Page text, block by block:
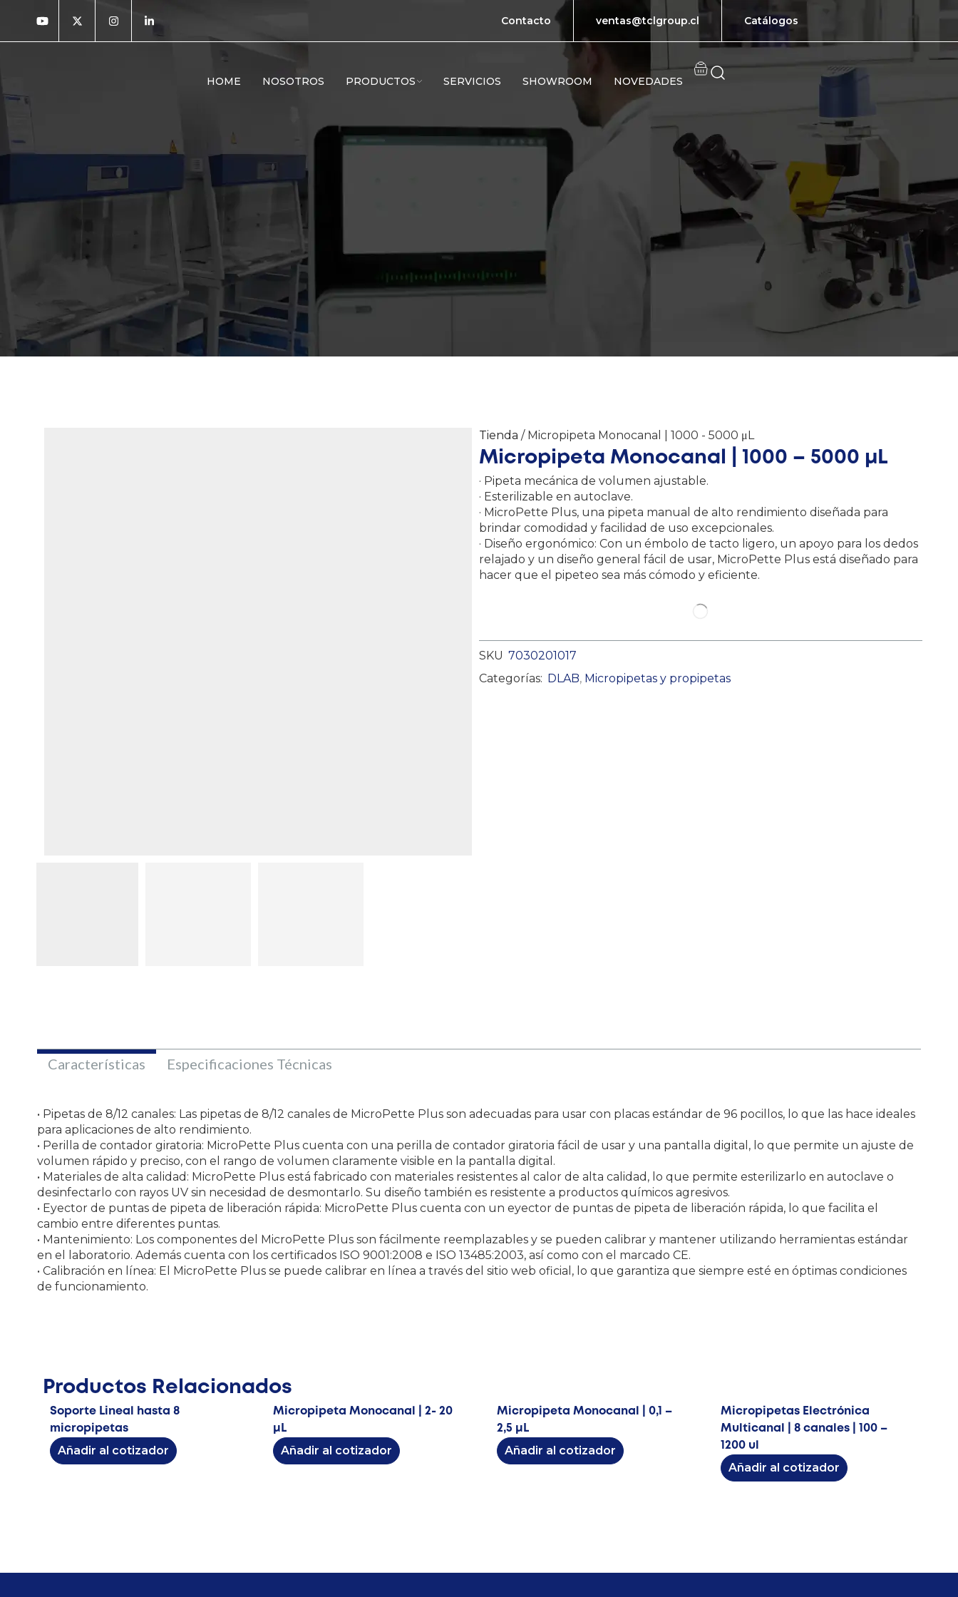
Contacto ventas@tclgroup.cl Catálogos
HOME NOSOTROS PRODUCTOS SERVICIOS SHOWROOM NOVEDADES
Tienda / Micropipeta Monocanal | 1000 - 5000 μL
Micropipeta Monocanal | 1000 – 5000 μL
· Pipeta mecánica de volumen ajustable.
· Esterilizable en autoclave.
· MicroPette Plus, una pipeta manual de alto rendimiento diseñada para
brindar comodidad y facilidad de uso excepcionales.
· Diseño ergonómico: Con un émbolo de tacto ligero, un apoyo para los dedos
relajado y un diseño general fácil de usar, MicroPette Plus está diseñado para
hacer que el pipeteo sea más cómodo y eficiente.
SKU 7030201017
Categorías: DLAB, Micropipetas y propipetas
Características Especificaciones Técnicas
• Pipetas de 8/12 canales: Las pipetas de 8/12 canales de MicroPette Plus son adecuadas para usar con placas estándar de 96 pocillos, lo que las hace ideales
para aplicaciones de alto rendimiento.
• Perilla de contador giratoria: MicroPette Plus cuenta con una perilla de contador giratoria fácil de usar y una pantalla digital, lo que permite un ajuste de
volumen rápido y preciso, con el rango de volumen claramente visible en la pantalla digital.
• Materiales de alta calidad: MicroPette Plus está fabricado con materiales resistentes al calor de alta calidad, lo que permite esterilizarlo en autoclave o
desinfectarlo con rayos UV sin necesidad de desmontarlo. Su diseño también es resistente a productos químicos agresivos.
• Eyector de puntas de pipeta de liberación rápida: MicroPette Plus cuenta con un eyector de puntas de pipeta de liberación rápida, lo que facilita el
cambio entre diferentes puntas.
• Mantenimiento: Los componentes del MicroPette Plus son fácilmente reemplazables y se pueden calibrar y mantener utilizando herramientas estándar
en el laboratorio. Además cuenta con los certificados ISO 9001:2008 e ISO 13485:2003, así como con el marcado CE.
• Calibración en línea: El MicroPette Plus se puede calibrar en línea a través del sitio web oficial, lo que garantiza que siempre esté en óptimas condiciones
de funcionamiento.
Productos Relacionados
Soporte Lineal hasta 8
micropipetas
Añadir al cotizador
Micropipeta Monocanal | 2- 20
μL
Añadir al cotizador
Micropipeta Monocanal | 0,1 –
2,5 μL
Añadir al cotizador
Micropipetas Electrónica
Multicanal | 8 canales | 100 –
1200 ul
Añadir al cotizador